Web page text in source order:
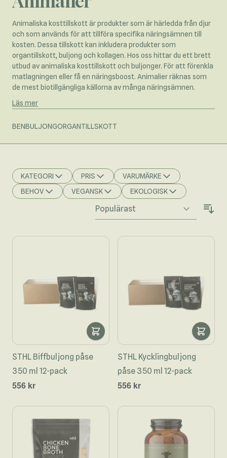
Animaliska kosttillskott är produkter som är härledda från djur
och som används för att tillföra specifika näringsämnen till
kosten. Dessa tillskott kan inkludera produkter som
organtillskott, buljong och kollagen. Hos oss hittar du ett brett
utbud av animaliska kosttillskott och buljonger. För att förenkla
matlagningen eller få en näringsboost. Animalier räknas som
de mest biotillgängliga källorna av många näringsämnen.
Läs mer
BENBULJONGORGANTILLSKOTT
KATEGORI
FILTER
PRIS
FILTER
VARUMÄRKE
FILTER
BEHOV
FILTER
VEGANSK
FILTER
EKOLOGISK
FILTER
STHL Biffbuljong påse
350 ml 12-pack
556 kr
STHL Kycklingbuljong
påse 350 ml 12-pack
556 kr